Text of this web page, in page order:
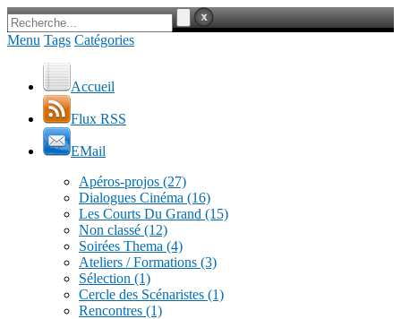
Menu Tags Catégories
Accueil
Flux RSS
EMail
Apéros-projos (27)
Dialogues Cinéma (16)
Les Courts Du Grand (15)
Non classé (12)
Soirées Thema (4)
Ateliers / Formations (3)
Sélection (1)
Cercle des Scénaristes (1)
Rencontres (1)